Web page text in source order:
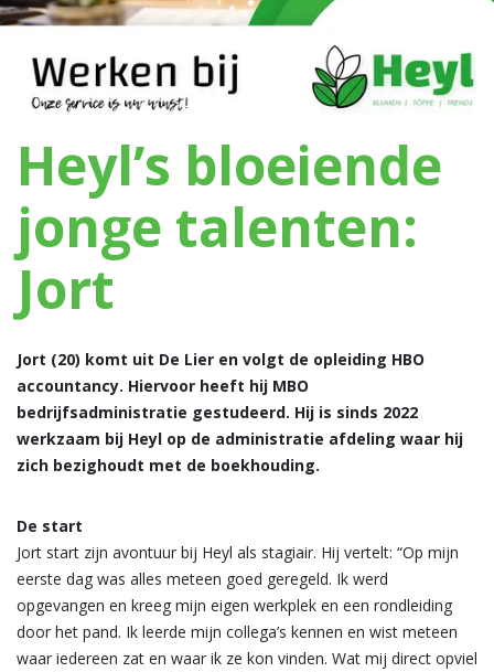
Heyl’s bloeiende
jonge talenten:
Jort
Jort (20) komt uit De Lier en volgt de opleiding HBO
accountancy. Hiervoor heeft hij MBO
bedrijfsadministratie gestudeerd. Hij is sinds 2022
werkzaam bij Heyl op de administratie afdeling waar hij
zich bezighoudt met de boekhouding.
De start
Jort start zijn avontuur bij Heyl als stagiair. Hij vertelt: “Op mijn
eerste dag was alles meteen goed geregeld. Ik werd
opgevangen en kreeg mijn eigen werkplek en een rondleiding
door het pand. Ik leerde mijn collega’s kennen en wist meteen
waar iedereen zat en waar ik ze kon vinden. Wat mij direct opviel